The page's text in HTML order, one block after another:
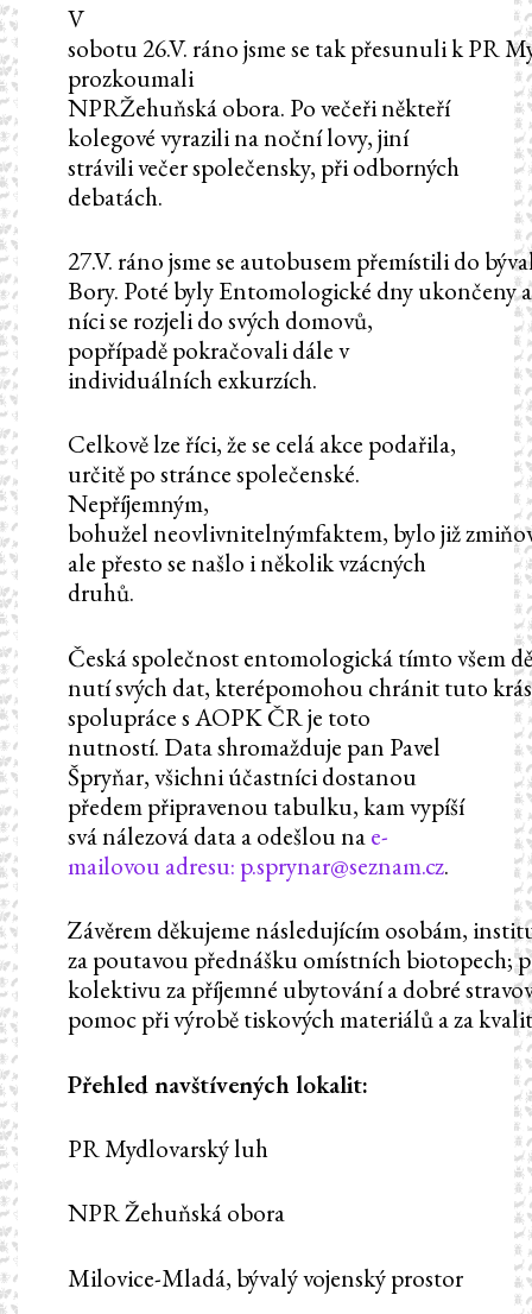
V
sobotu 26.V. ráno jsme se tak přesunuli k PR
prozkoumali
NPRŽehuňská obora. Po večeři někteří
kolegové vyrazili na noční lovy, jiní
strávili večer společensky, při odborných
debatách.
27.V. ráno jsme se autobusem přemístili do
Bory. Poté byly Entomologické dny ukončeny
níci se rozjeli do svých domovů,
popřípadě pokračovali dále v
individuálních exkurzích.
Celkově lze říci, že se celá akce podařila,
určitě po stránce společenské.
Nepříjemným,
bohužel neovlivnitelnýmfaktem, bylo již
ale přesto se našlo i několik vzácných
druhů.
Česká společnost entomologická tímto všem
nutí svých dat, kterépomohou chránit tuto
spolupráce s AOPK ČR je toto
nutností. Data shromažduje pan Pavel
Špryňar, všichni účastníci dostanou
předem připravenou tabulku, kam vypíší
svá nálezová data a odešlou nae-
mailovou adresu: p.sprynar@seznam.cz.
Závěrem děkujeme následujícím osobám,
za poutavou přednášku omístních biotopech;
kolektivu za příjemné ubytování a dobré
pomoc při výrobě tiskových materiálů a za
Přehled navštívených lokalit:
PR Mydlovarský luh
NPR Žehuňská obora
Milovice-Mladá, bývalý vojenský prostor